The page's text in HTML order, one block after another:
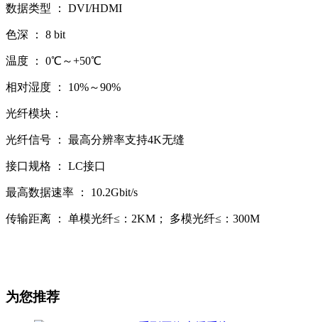
数据类型 ： DVI/HDMI
色深 ： 8 bit
温度 ： 0℃～+50℃
相对湿度 ： 10%～90%
光纤模块：
光纤信号 ： 最高分辨率支持4K无缝
接口规格 ： LC接口
最高数据速率 ： 10.2Gbit/s
传输距离 ： 单模光纤≤：2KM； 多模光纤≤：300M
为您推荐